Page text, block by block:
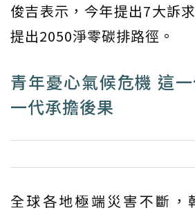
俊吉表示，今年提出7大訴
提出2050淨零碳排路徑。
青年憂心氣候危機 這
一代承擔後果
全球各地極端災害不斷，